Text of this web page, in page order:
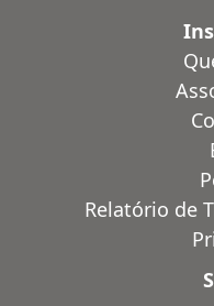
Relatório de